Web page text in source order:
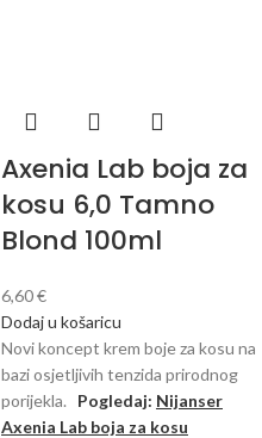
Axenia Lab boja za
kosu 6,0 Tamno
Blond 100ml
6,60€
Dodaj u košaricu
Novi koncept krem ​​boje za kosu na
bazi osjetljivih tenzida prirodnog
porijekla. Pogledaj: Nijanser
Axenia Lab boja za kosu